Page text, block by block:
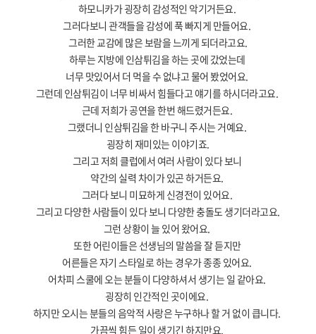
하모니카가 굉장히 감성적인 악기거든요.
그러다보니 관객들을 감성에 푹 빠지게 만들어요.
그러한 교감에 많은 보람을 느끼게 되더라고요.
하루는 지방에 인삼튀김을 하는 곳에 갔었는데
너무 맛있어서 더 먹을 수 없냐고 물어 봤었어요.
그런데 인삼튀김이 너무 비싸서 힘들다고 얘기를 하시더라고요.
근데 저희가 공연을 한번 해드렸거든요.
그랬더니 인삼튀김을 한 바구니 주시는 거예요.
굉장히 재미있는 이야기죠.
그리고 저희 클럽에서 여러 사람이 있다 보니
약간의 실력 차이가 있곤 하거든요.
그러다 보니 미묘하게 신경전이 있어요.
그리고 다양한 사람들이 있다 보니 다양한 충돌도 생기더라고요.
그런 상황이 늘 있어 왔어요.
또한 어린이들은 선생님의 말씀을 잘 듣지만
어른들은 자기 스타일로 하는 경우가 종종 있어요.
어차피 스쿨에 오는 분들이 다양하셔서 생기는 일 같아요.
굉장히 인간적인 곳이에요.
하지만 오시는 분들의 음악적 사랑은 누구하나 할 거 없이 큽니다.
가끔씩 힘든 일이 생기긴 하지만요.